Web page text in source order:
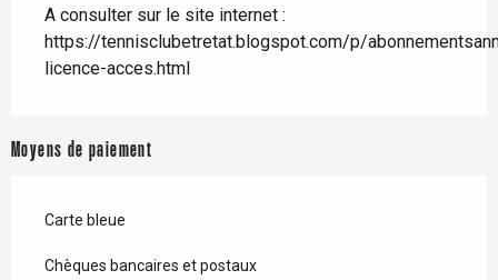
A consulter sur le site internet :
https://tennisclubetretat.blogspot.com/p/
licence-acces.html
Moyens de paiement
Carte bleue
Chèques bancaires et postaux